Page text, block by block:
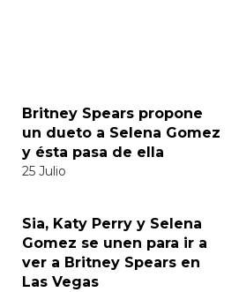
Britney Spears propone
un dueto a Selena Gomez
y ésta pasa de ella
25 Julio
Sia, Katy Perry y Selena
Gomez se unen para ir a
ver a Britney Spears en
Las Vegas